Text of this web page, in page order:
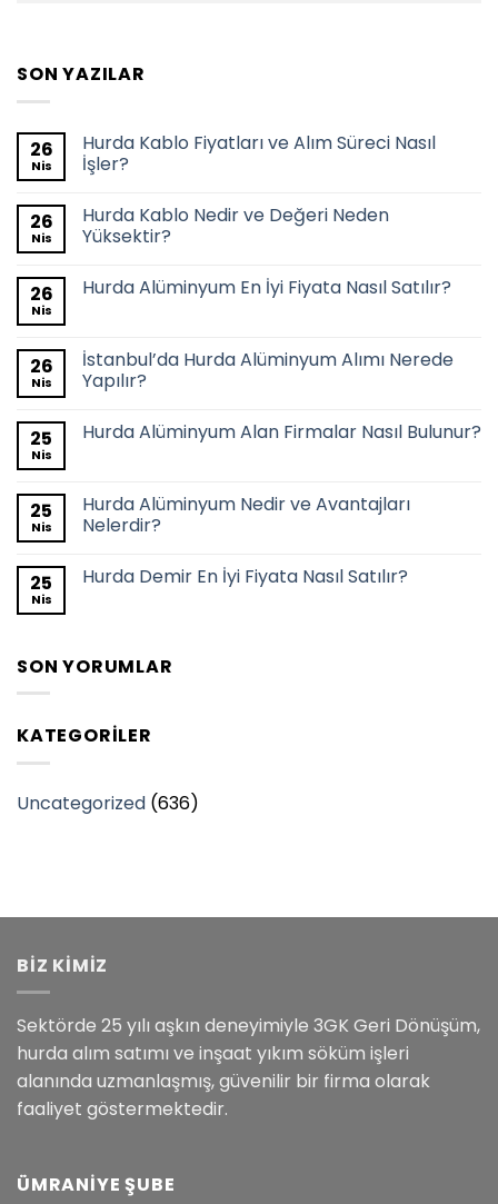
SON YAZILAR
26
Nis
Hurda Kablo Fiyatları ve Alım Süreci Nasıl
İşler?
26
Nis
Hurda Kablo Nedir ve Değeri Neden
Yüksektir?
26
Nis
Hurda Alüminyum En İyi Fiyata Nasıl Satılır?
26
Nis
İstanbul’da Hurda Alüminyum Alımı Nerede
Yapılır?
25
Nis
Hurda Alüminyum Alan Firmalar Nasıl Bulunur?
25
Nis
Hurda Alüminyum Nedir ve Avantajları
Nelerdir?
25
Nis
Hurda Demir En İyi Fiyata Nasıl Satılır?
SON YORUMLAR
KATEGORILER
Uncategorized (636)
BİZ KİMİZ
Sektörde 25 yılı aşkın deneyimiyle 3GK Geri Dönüşüm,
hurda alım satımı ve inşaat yıkım söküm işleri
alanında uzmanlaşmış, güvenilir bir firma olarak
faaliyet göstermektedir.
ÜMRANIYE ŞUBE